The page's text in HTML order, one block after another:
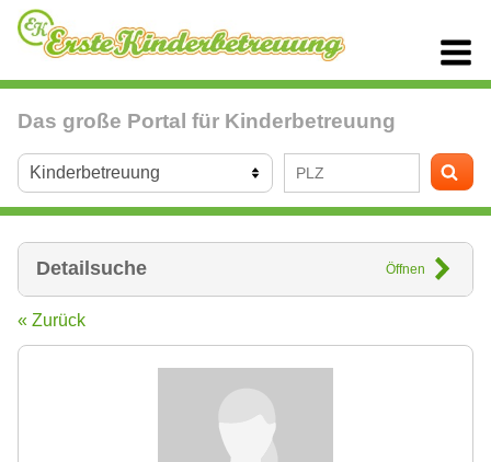
Das große Portal für Kinderbetreuung
Detailsuche Öffnen
« Zurück